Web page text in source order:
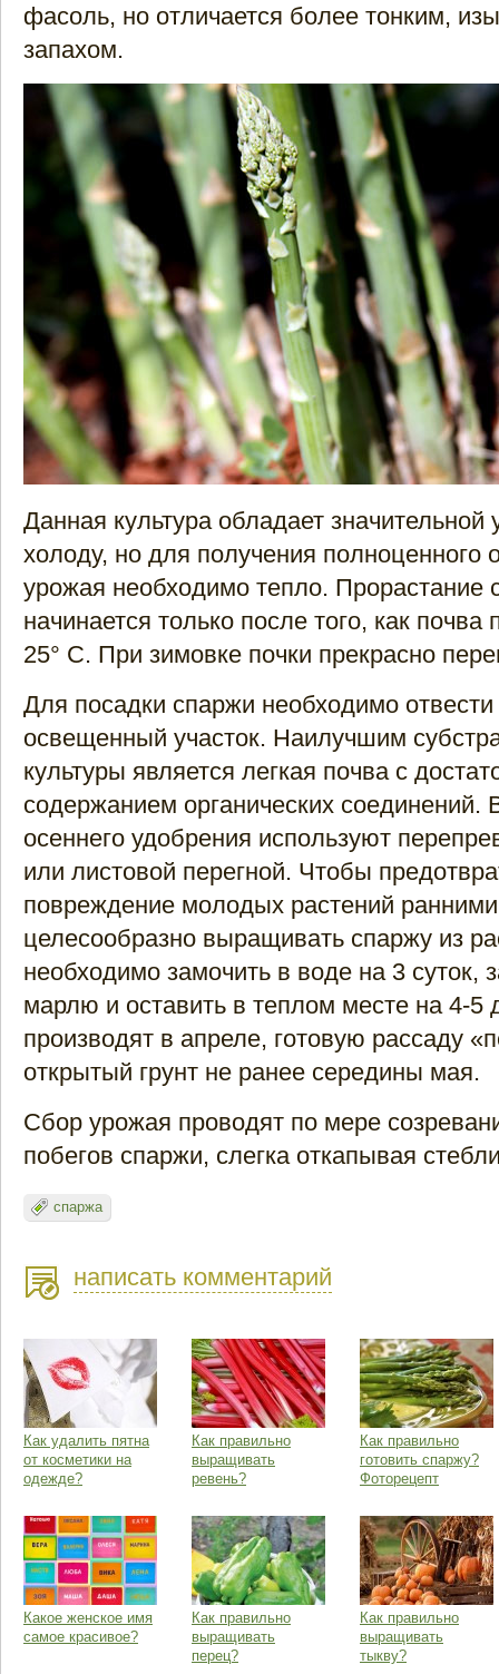
фасоль, но отличается более тонким,
запахом.
Данная культура обладает значительной
холоду, но для получения полноценного
урожая необходимо тепло. Прорастание
начинается только после того, как почва
25° С. При зимовке почки прекрасно
Для посадки спаржи необходимо
освещенный участок. Наилучшим
культуры является легкая почва с
содержанием органических соединений.
осеннего удобрения используют
или листовой перегной. Чтобы
повреждение молодых растений
целесообразно выращивать спаржу из
необходимо замочить в воде на 3 суток,
марлю и оставить в теплом месте на 4-5
производят в апреле, готовую рассаду
открытый грунт не ранее середины мая.
Сбор урожая проводят по мере
побегов спаржи, слегка откапывая
спаржа
написать комментарий
Как удалить пятна
от косметики на
одежде?
Как правильно
выращивать
ревень?
Как правильно
готовить спаржу?
Фоторецепт
Какое женское имя
самое красивое?
Как правильно
выращивать
перец?
Как правильно
выращивать
тыкву?